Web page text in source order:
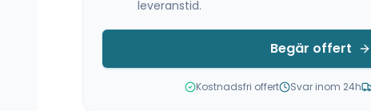
leveranstid.
Begär offert
Kostnadsfri offert Svar inom 24h